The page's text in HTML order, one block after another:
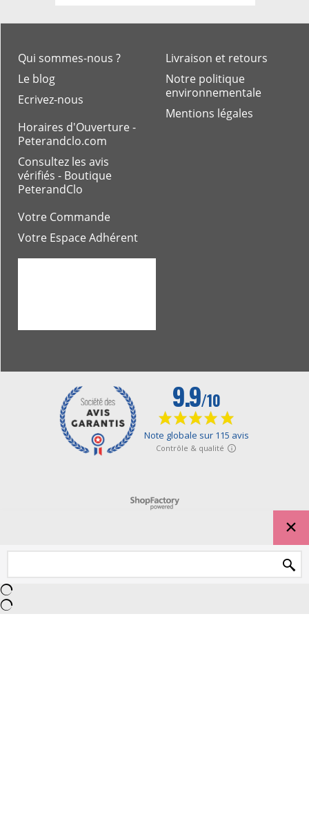
Livraison et retours
Notre politique
environnementale
Mentions légales
Qui sommes-nous ?
Le blog
Ecrivez-nous
Horaires d'Ouverture -
Peterandclo.com
Consultez les avis
vérifiés - Boutique
PeterandClo
Votre Commande
Votre Espace Adhérent
Boutique en ligne créés avec le logiciel eCommerce ShopFactory